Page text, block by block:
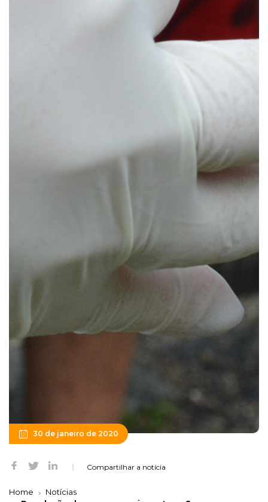
30 de janeiro de 2020
Compartilhar a notícia
Home
Notícias